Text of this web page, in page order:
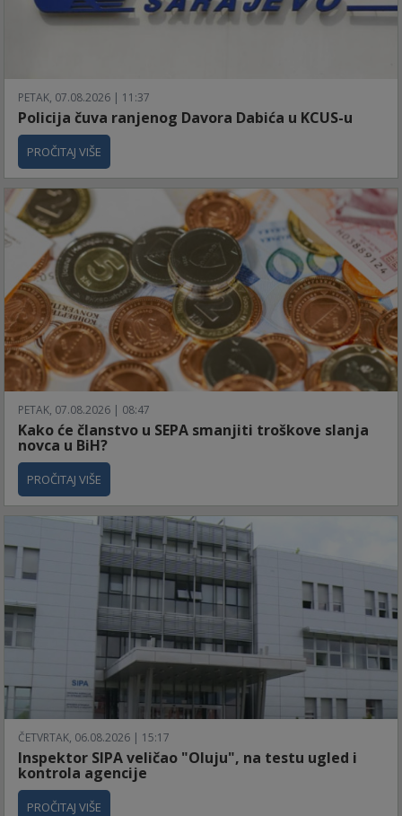
PETAK, 07.08.2026 | 11:37
Policija čuva ranjenog Davora Dabića u KCUS-u
PROČITAJ VIŠE
PETAK, 07.08.2026 | 08:47
Kako će članstvo u SEPA smanjiti troškove slanja
novca u BiH?
PROČITAJ VIŠE
ČETVRTAK, 06.08.2026 | 15:17
Inspektor SIPA veličao "Oluju", na testu ugled i
kontrola agencije
PROČITAJ VIŠE